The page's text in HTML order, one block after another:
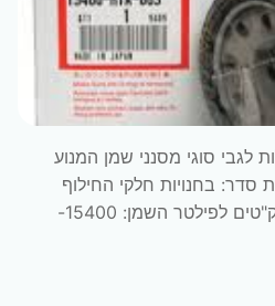
לגבי סוגי מסנני שמן המנוע
סדר: בחנויות חלקי החילוף
בארץ ניתן למצוא שלושה מק"טים לפילטר השמן: 15400-